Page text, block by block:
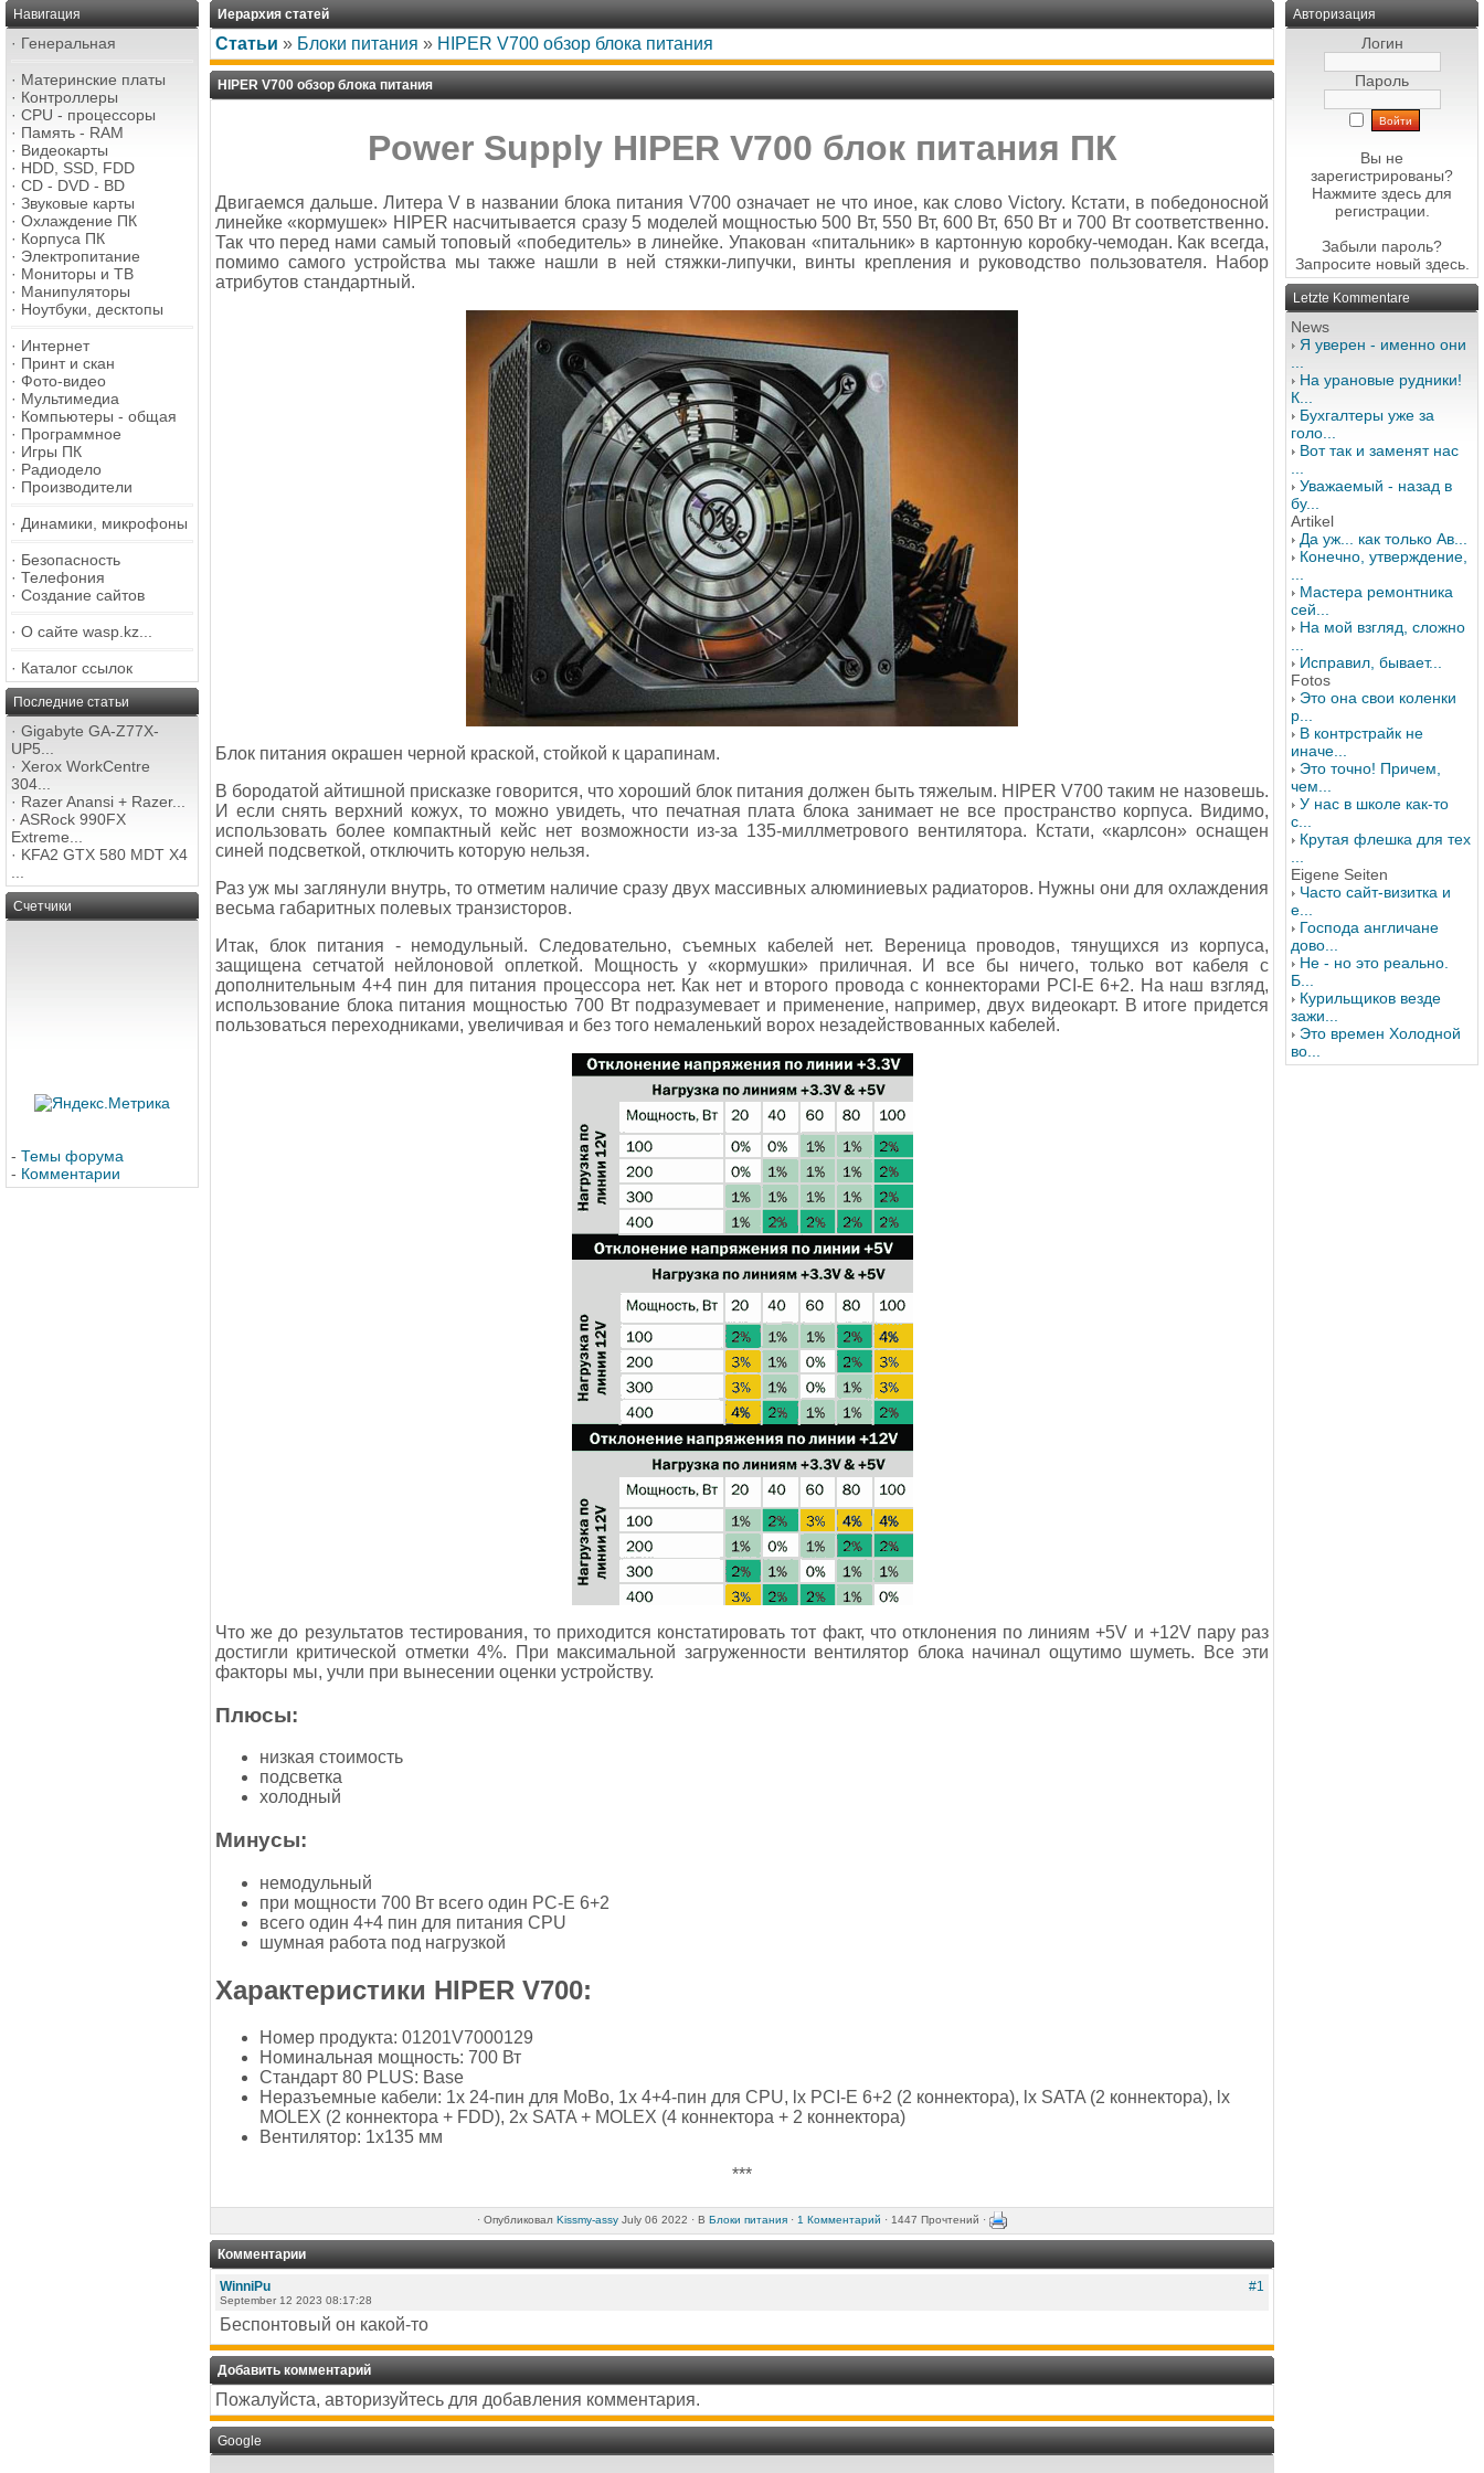
Навигация
· Генеральная
· Материнские платы
· Контроллеры
· CPU - процессоры
· Память - RAM
· Видеокарты
· HDD, SSD, FDD
· CD - DVD - BD
· Звуковые карты
· Охлаждение ПК
· Корпуса ПК
· Электропитание
· Мониторы и ТВ
· Манипуляторы
· Ноутбуки, десктопы
· Интернет
· Принт и скан
· Фото-видео
· Мультимедиа
· Компьютеры - общая
· Программное
· Игры ПК
· Радиодело
· Производители
· Динамики, микрофоны
· Безопасность
· Телефония
· Создание сайтов
· О сайте wasp.kz...
· Каталог ссылок
Последние статьи
· Gigabyte GA-Z77X-
UP5...
· Xerox WorkCentre
304...
· Razer Anansi + Razer...
· ASRock 990FX
Extreme...
· KFA2 GTX 580 MDT X4
Счетчики
- Темы форума
- Комментарии
Иерархия статей
Статьи » Блоки питания » HIPER V700 обзор блока питания
HIPER V700 обзор блока питания
Power Supply HIPER V700 блок питания ПК
Двигаемся дальше. Литера V в названии блока питания V700 означает не что иное, как слово Victory. Кстати, в победоносной
линейке «кормушек» HIPER насчитывается сразу 5 моделей мощностью 500 Вт, 550 Вт, 600 Вт, 650 Вт и 700 Вт соответственно.
Так что перед нами самый топовый «победитель» в линейке. Упакован «питальник» в картонную коробку-чемодан. Как всегда,
помимо самого устройства мы также нашли в ней стяжки-липучки, винты крепления и руководство пользователя. Набор
атрибутов стандартный.
Блок питания окрашен черной краской, стойкой к царапинам.
В бородатой айтишной присказке говорится, что хороший блок питания должен быть тяжелым. HIPER V700 таким не назовешь.
И если снять верхний кожух, то можно увидеть, что печатная плата блока занимает не все пространство корпуса. Видимо,
использовать более компактный кейс нет возможности из-за 135-миллметрового вентилятора. Кстати, «карлсон» оснащен
синей подсветкой, отключить которую нельзя.
Раз уж мы заглянули внутрь, то отметим наличие сразу двух массивных алюминиевых радиаторов. Нужны они для охлаждения
весьма габаритных полевых транзисторов.
Итак, блок питания - немодульный. Следовательно, съемных кабелей нет. Вереница проводов, тянущихся из корпуса,
защищена сетчатой нейлоновой оплеткой. Мощность у «кормушки» приличная. И все бы ничего, только вот кабеля с
дополнительным 4+4 пин для питания процессора нет. Как нет и второго провода с коннекторами PCI-E 6+2. На наш взгляд,
использование блока питания мощностью 700 Вт подразумевает и применение, например, двух видеокарт. В итоге придется
пользоваться переходниками, увеличивая и без того немаленький ворох незадействованных кабелей.
Что же до результатов тестирования, то приходится констатировать тот факт, что отклонения по линиям +5V и +12V пару раз
достигли критической отметки 4%. При максимальной загруженности вентилятор блока начинал ощутимо шуметь. Все эти
факторы мы, учли при вынесении оценки устройству.
Плюсы:
низкая стоимость
подсветка
холодный
Минусы:
немодульный
при мощности 700 Вт всего один PC-Е 6+2
всего один 4+4 пин для питания CPU
шумная работа под нагрузкой
Характеристики HIPER V700:
Номер продукта: 01201V7000129
Номинальная мощность: 700 Вт
Стандарт 80 PLUS: Base
Неразъемные кабели: 1х 24-пин для МоВо, 1х 4+4-пин для CPU, lx PCI-E 6+2 (2 коннектора), lx SATA (2 коннектора), lx
MOLEX (2 коннектора + FDD), 2x SATA + MOLEX (4 коннектора + 2 коннектора)
Вентилятор: 1x135 мм
***
· Опубликовал Kissmy-assy July 06 2022 · В Блоки питания · 1 Комментарий · 1447 Прочтений ·
Комментарии
#1
WinniPu
September 12 2023 08:17:28
Беспонтовый он какой-то
Добавить комментарий
Пожалуйста, авторизуйтесь для добавления комментария.
Google
Авторизация
Логин
Пароль
Вы не
зарегистрированы?
Нажмите здесь для
регистрации.
Забыли пароль?
Запросите новый здесь.
Letzte Kommentare
News
Я уверен - именно они
На урановые рудники!
К...
Бухгалтеры уже за
голо...
Вот так и заменят нас
Уважаемый - назад в
бу...
Artikel
Да уж... как только Ав...
Конечно, утверждение,
Мастера ремонтника
сей...
На мой взгляд, сложно
Исправил, бывает...
Fotos
Это она свои коленки
р...
В контрстрайк не
иначе...
Это точно! Причем,
чем...
У нас в школе как-то
с...
Крутая флешка для тех
Eigene Seiten
Часто сайт-визитка и
е...
Господа англичане
дово...
Не - но это реально.
Б...
Курильщиков везде
зажи...
Это времен Холодной
во...